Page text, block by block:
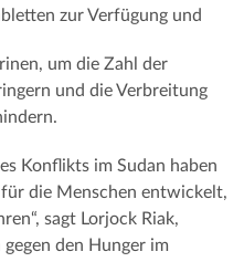
zur Verfügung und
um die Zahl der
und die Verbreitung
Konflikts im Sudan haben
die Menschen entwickelt,
sagt Lorjock Riak,
den Hunger im